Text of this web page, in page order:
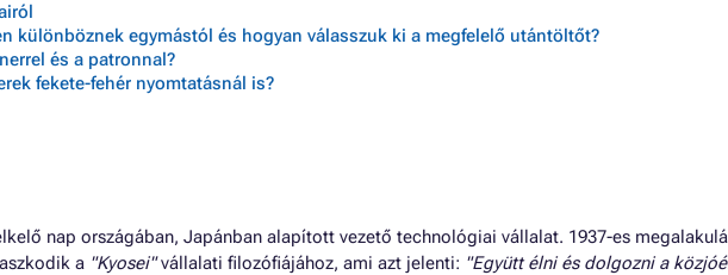
különböznek egymástól és hogyan válasszuk ki a megfelelő utántöltőt?
és a patronnal?
fekete-fehér nyomtatásnál is?
nap országában, Japánban alapított vezető technológiai vállalat. 1937-es
a "Kyosei"vállalati filozófiájához, ami azt jelenti: "Együtt élni és dolgozni a